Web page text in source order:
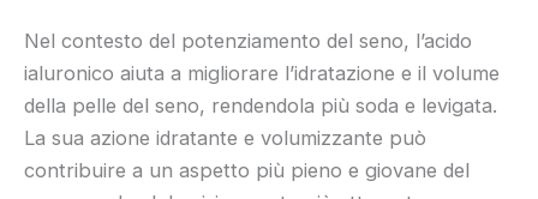
Nel contesto del potenziamento del seno, l’acido
ialuronico aiuta a migliorare l’idratazione e il volume
della pelle del seno, rendendola più soda e levigata.
La sua azione idratante e volumizzante può
contribuire a un aspetto più pieno e giovane del